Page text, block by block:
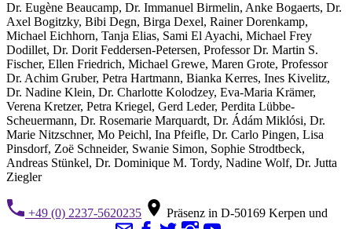
Dr. Eugène Beaucamp, Dr. Immanuel Birmelin, Anke Bogaerts, Dr.
Axel Bogitzky, Bibi Degn, Birga Dexel, Rainer Dorenkamp,
Michael Eichhorn, Tanja Elias, Sami El Ayachi, Michael Frey
Dodillet, Dr. Dorit Feddersen-Petersen, Professor Dr. Martin S.
Fischer, Ellen Friedrich, Michael Grewe, Maren Grote, Professor
Dr. Achim Gruber, Petra Hartmann, Bianka Kerres, Ines Kivelitz,
Dr. Nadine Klein, Dr. Charlotte Kolodzey, Eva-Maria Krämer,
Verena Kretzer, Petra Kriegel, Gerd Leder, Perdita Lübbe-
Scheuermann, Dr. Rosemarie Marquardt, Dr. Ádám Miklósi, Dr.
Marie Nitzschner, Mo Peichl, Ina Pfeifle, Dr. Carlo Pingen, Lisa
Pinsdorf, Zoë Schneider, Swanie Simon, Sophie Strodtbeck,
Andreas Stünkel, Dr. Dominique M. Tordy, Nadine Wolf, Dr. Jutta
Ziegler
+49 (0) 2237-5620235
Präsenz in D-50169 Kerpen und